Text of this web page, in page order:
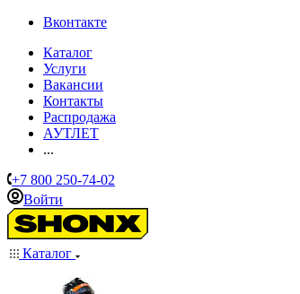
Вконтакте
Каталог
Услуги
Вакансии
Контакты
Распродажа
АУТЛЕТ
...
+7 800 250-74-02
Войти
Каталог